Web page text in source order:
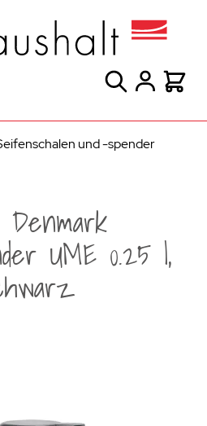
Suche
und -spender
UME 0.25 l,